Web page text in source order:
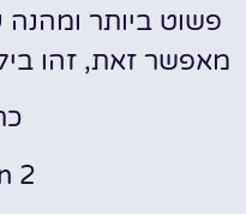
פשוט ביותר ומהנה
מאפשר זאת, זהו
2